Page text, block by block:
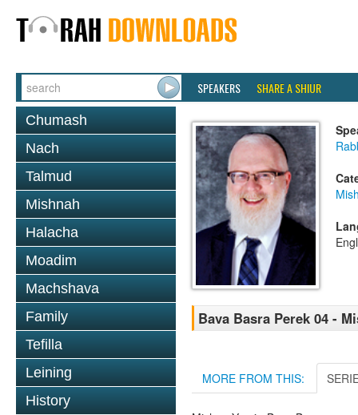
SPEAKERS SHARE A SHIUR
Chumash
Nach
Talmud
Mishnah
Halacha
Moadim
Machshava
Family
Tefilla
Leining
History
Bava Basra Perek 04 -
MORE FROM THIS: